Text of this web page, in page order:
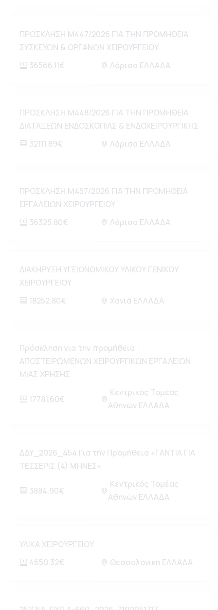
ΠΡΟΣΚΛΗΣΗ Μ447/2026 ΓΙΑ ΤΗΝ ΠΡΟΜΗΘΕΙΑ
ΣΥΣΚΕΥΩΝ & ΟΡΓΑΝΩΝ ΧΕΙΡΟΥΡΓΕΙΟΥ
36566.11€
Λάρισα ΕΛΛΑΔΑ
ΠΡΟΣΚΛΗΣΗ Μ448/2026 ΓΙΑ ΤΗΝ ΠΡΟΜΗΘΕΙΑ
ΔΙΑΤΑΞΕΩΝ ΕΝΔΟΣΚΟΠΙΑΣ & ΕΝΔΟΧΕΙΡΟΥΡΓΙΚΗΣ
32111.89€
Λάρισα ΕΛΛΑΔΑ
ΠΡΟΣΚΛΗΣΗ Μ457/2026 ΓΙΑ ΤΗΝ ΠΡΟΜΗΘΕΙΑ
ΕΡΓΑΛΕΙΩΝ ΧΕΙΡΟΥΡΓΕΙΟΥ
36325.80€
Λάρισα ΕΛΛΑΔΑ
ΔΙΑΚΗΡΥΞΗ ΥΓΕΙΟΝΟΜΙΚΟΥ ΥΛΙΚΟΥ ΓΕΝΙΚΟΥ
ΧΕΙΡΟΥΡΓΕΙΟΥ
18252.80€
Χανιά ΕΛΛΑΔΑ
Πρόσκληση για την προμήθεια :
ΑΠΟΣΤΕΙΡΩΜΕΝΩΝ ΧΕΙΡΟΥΡΓΙΚΩΝ ΕΡΓΑΛΕΙΩΝ
ΜΙΑΣ ΧΡΗΣΗΣ
17781.60€
Κεντρικός Τομέας
Αθηνών ΕΛΛΑΔΑ
ΔΔΥ_2026_454 Για την Προμήθεια «ΓΑΝΤΙΑ ΓΙΑ
ΤΕΣΣΕΡΙΣ (4) ΜΗΝΕΣ»
3884.90€
Κεντρικός Τομέας
Αθηνών ΕΛΛΑΔΑ
ΥΛΙΚΑ ΧΕΙΡΟΥΡΓΕΙΟΥ
4650.32€
Θεσσαλονίκη ΕΛΛΑΔΑ